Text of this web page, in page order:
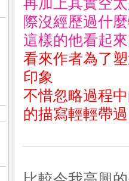
再加上其實空
際沒經歷過什
這樣的他看起
看來作者為了
印象
不惜忽略過程
的描寫輕輕帶過